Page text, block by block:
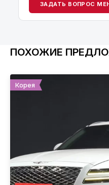
ЗАДАТЬ ВОПРОС
ПОХОЖИЕ
Корея